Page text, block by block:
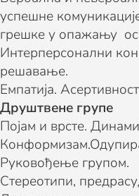
успешне
грешке у опажању
Интерперсонални
решавање.
Емпатија.
Друштвене групе
Појам и врсте.
Руковођење групом.
Стереотипи,